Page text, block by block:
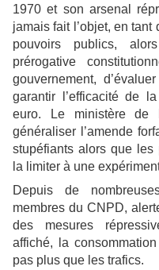
1970 et son arsenal
jamais fait l’objet, en tant
pouvoirs publics,
prérogative
gouvernement,
garantir l’efficacité de
euro. Le ministère de
généraliser l’amende
stupéfiants alors que les
la limiter à une
Depuis de
membres du CNPD,
des mesures
affiché, la
pas plus que les trafics.